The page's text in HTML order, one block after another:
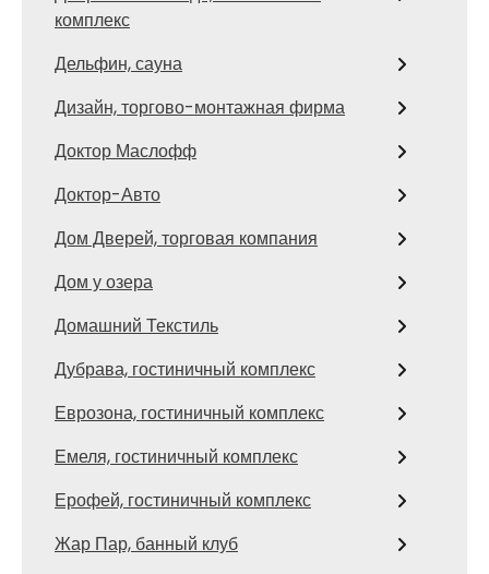
комплекс
Дельфин, сауна
Дизайн, торгово-монтажная фирма
Доктор Маслофф
Доктор-Авто
Дом Дверей, торговая компания
Дом у озера
Домашний Текстиль
Дубрава, гостиничный комплекс
Еврозона, гостиничный комплекс
Емеля, гостиничный комплекс
Ерофей, гостиничный комплекс
Жар Пар, банный клуб